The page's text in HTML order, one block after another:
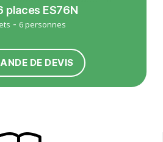
places ES76N
- 6 personnes
DE DEVIS